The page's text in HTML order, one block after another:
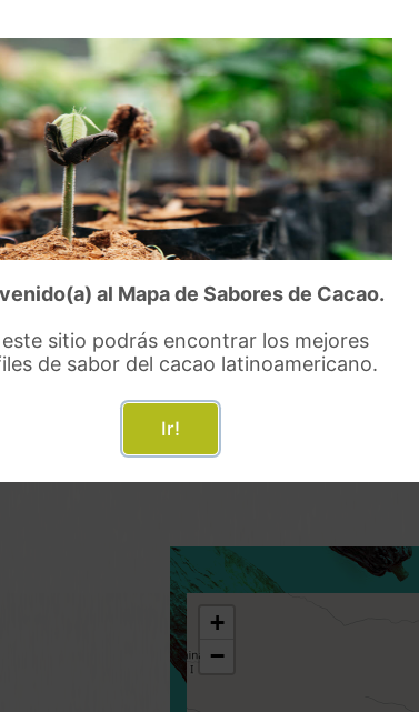
Semi fermentado
Composición varietal:
Acondicionamiento previo
Método de fermentación:
Pre-secado:48h; gradual
+
−
al Mapa de Sabores de Cacao.
este sitio podrás encontrar los mejores
de sabor del cacao latinoamericano.
Ir!